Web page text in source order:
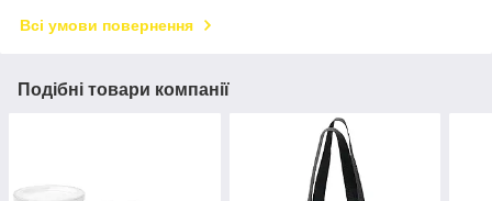
Всі умови повернення
Подібні товари компанії